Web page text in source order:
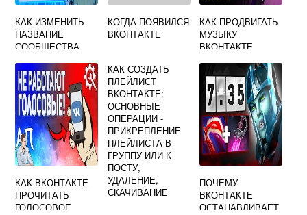
КАК ИЗМЕНИТЬ
НАЗВАНИЕ
СООБЩЕСТВА
КОГДА ПОЯВИЛСЯ
ВКОНТАКТЕ
КАК ПРОДВИГАТЬ
МУЗЫКУ
ВКОНТАКТЕ
КАК ВКОНТАКТЕ
ПРОЧИТАТЬ
ГОЛОСОВОЕ
КАК СОЗДАТЬ
ПЛЕЙЛИСТ
ВКОНТАКТЕ:
ОСНОВНЫЕ
ОПЕРАЦИИ -
ПРИКРЕПЛЕНИЕ
ПЛЕЙЛИСТА В
ГРУППУ ИЛИ К
ПОСТУ,
УДАЛЕНИЕ,
СКАЧИВАНИЕ
ПОЧЕМУ
ВКОНТАКТЕ
ОСТАНАВЛИВАЕТ